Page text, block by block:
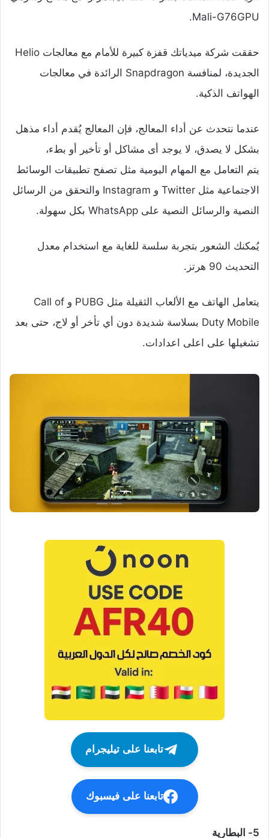
Mali-G76GPU.
حققت شركة ميدياتك قفزة كبيرة للأمام مع معالجات Helio
الجديدة، لمنافسة Snapdragon الرائدة في معالجات
الهواتف الذكية.
عندما نتحدث عن أداء المعالج، فإن المعالج يُقدم أداء مذهل
بشكل لا يصدق، لا يوجد أى مشاكل أو تأخير أو بطء،
يتم التعامل مع المهام اليومية مثل تصفح تطبيقات الوسائط
الاجتماعية مثل Twitter و Instagram والتحقق من الرسائل
النصية والرسائل النصية على WhatsApp بكل سهولة.
يُمكنك الشعور بتجربة سلسة للغاية مع استخدام معدل
التحديث 90 هرتز.
يتعامل الهاتف مع الألعاب الثقيلة مثل PUBG و Call of
Duty Mobile بسلاسة شديدة دون أي تأخر أو لاج، حتى بعد
تشغيلها على اعلى اعدادات.
تابعنا على تيليجرام
تابعنا على فيسبوك
5- البطارية